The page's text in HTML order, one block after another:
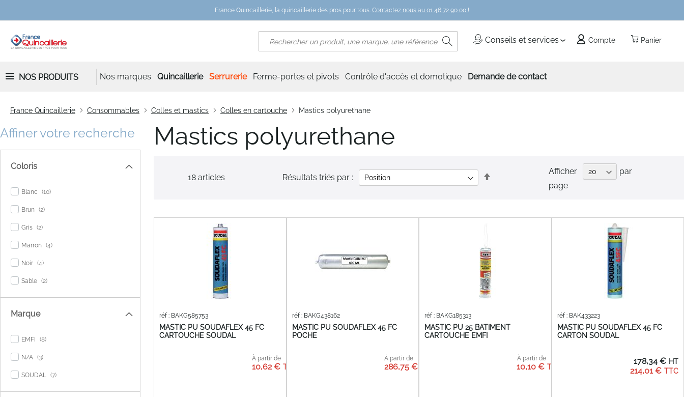
France Quincaillerie, la quincaillerie des pros pour tous. Contactez nous au 01 46 72 90 00 !
Panier
Conseils et services Compte
Rechercher
NOS PRODUITS Nos marques Quincaillerie Serrurerie Ferme-portes et pivots Contrôle d'accès et domotique Demande de contact
France Quincaillerie Consommables Colles et mastics Colles en cartouche Mastics polyurethane
Mastics polyurethane
18articles
Afficher
par
page
Résultats triés par :
MASTIC PU SOUDAFLEX 45 FC
CARTOUCHE SOUDAL
réf : BAKG585753
À partir de
10,62 €
MASTIC PU SOUDAFLEX 45 FC
POCHE
réf : BAKG438162
À partir de
286,75 €
MASTIC PU 25 BATIMENT
CARTOUCHE EMFI
réf : BAKG185313
À partir de
10,10 €
MASTIC PU SOUDAFLEX 45 FC
CARTON SOUDAL
réf : BAK433223
214,01 €
178,34 €
Affiner votre recherche
Coloris
Blanc 10items
Brun 2items
Gris 2items
Marron 4items
Noir 4items
Sable 2items
Marque
EMFI 8items
N/A 3items
SOUDAL 7items